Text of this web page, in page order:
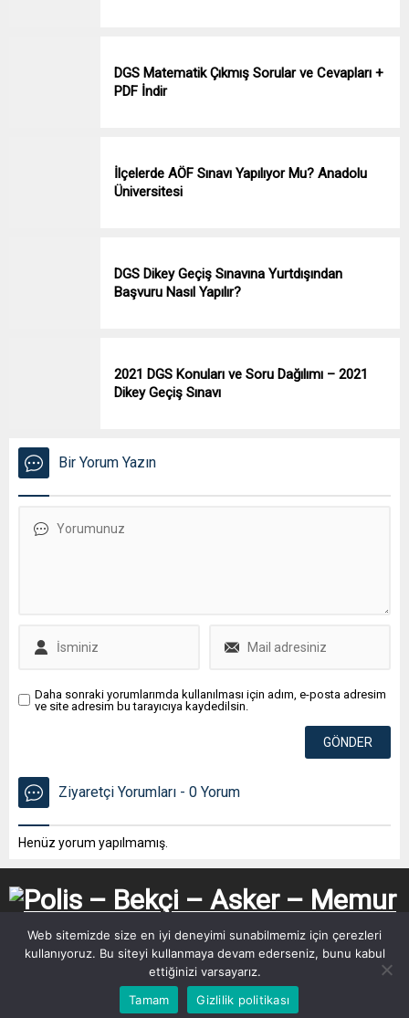
DGS Matematik Çıkmış Sorular ve Cevapları +
PDF İndir
İlçelerde AÖF Sınavı Yapılıyor Mu? Anadolu
Üniversitesi
DGS Dikey Geçiş Sınavına Yurtdışından
Başvuru Nasıl Yapılır?
2021 DGS Konuları ve Soru Dağılımı – 2021
Dikey Geçiş Sınavı
Bir Yorum Yazın
Daha sonraki yorumlarımda kullanılması için adım, e-posta adresim
ve site adresim bu tarayıcıya kaydedilsin.
Ziyaretçi Yorumları - 0 Yorum
Henüz yorum yapılmamış.
Web sitemizde size en iyi deneyimi sunabilmemiz için çerezleri
kullanıyoruz. Bu siteyi kullanmaya devam ederseniz, bunu kabul
ettiğinizi varsayarız.
Tamam
Gizlilik politikası